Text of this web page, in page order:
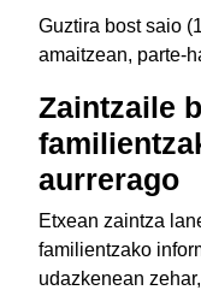
Guztira bost saio
amaitzean, parte-
Zaintzaile
aurrerago
Etxean zaintza
familientzako
udazkenean